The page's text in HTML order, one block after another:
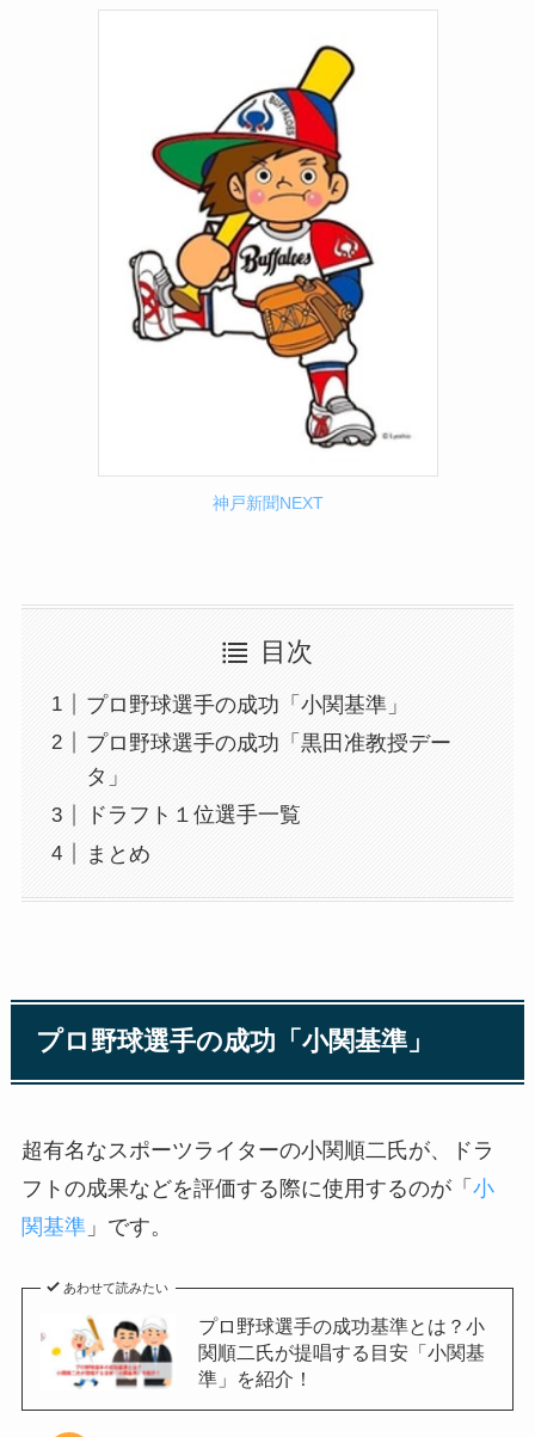
神戸新聞NEXT
目次
プロ野球選手の成功「小関基準」
プロ野球選手の成功「黒田准教授デー
タ」
ドラフト１位選手一覧
まとめ
プロ野球選手の成功「小関基準」
超有名なスポーツライターの小関順二氏が、ドラ
フトの成果などを評価する際に使用するのが「 小
関基準」です。
あわせて読みたい
プロ野球選手の成功基準とは？小
関順二氏が提唱する目安「小関基
準」を紹介！